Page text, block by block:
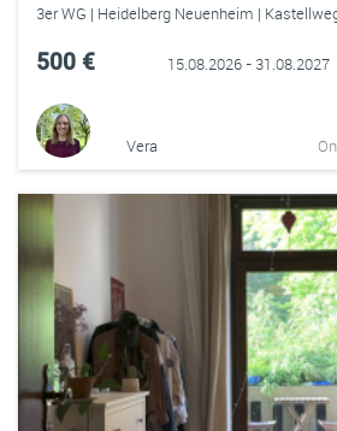
3er WG | Heidelberg Neuenheim |
500 € 15.08.2026 - 31.08.2027
Vera